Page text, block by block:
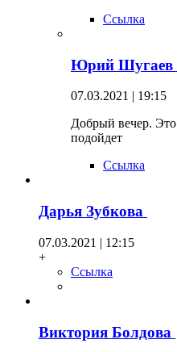
Ссылка
Юрий Шугаев
07.03.2021 | 19:15
Добрый вечер. Это
подойдет
Ссылка
Дарья Зубкова
07.03.2021 | 12:15
+
Ссылка
Виктория Болдова